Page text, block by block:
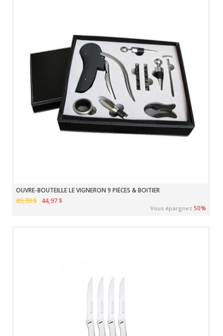
OUVRE-BOUTEILLE LE VIGNERON 9 PIÈCES & BOITIER
89,99 $ 44,97 $
Vous épargnez50%